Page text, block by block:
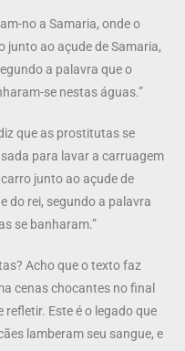
no a Samaria, onde o
junto ao açude de Samaria,
a palavra que o
se nestas águas.”
que as prostitutas se
para lavar a carruagem
junto ao açude de
do rei, segundo a palavra
se banharam.”
Acho que o texto faz
cenas chocantes no final
Este é o legado que
lamberam seu sangue, e